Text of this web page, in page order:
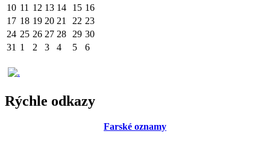
10 11 12 13 14 15 16
17 18 19 20 21 22 23
24 25 26 27 28 29 30
31 1 2 3 4 5 6
Rýchle odkazy
Farské oznamy